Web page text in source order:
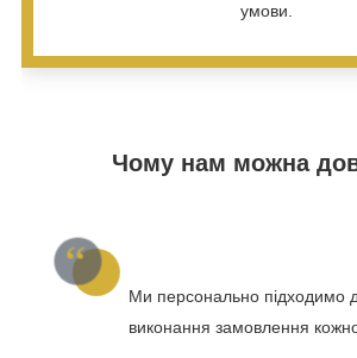
умови.
Чому нам можна
Ми персонально підходимо
виконання замовлення